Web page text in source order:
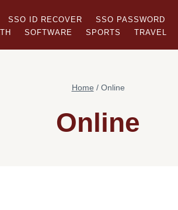
SSO ID RECOVER SSO PASSWORD
SOFTWARE SPORTS TRAVEL
Home / Online
Online